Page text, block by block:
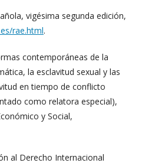
vigésima segunda edición,
rae.html.
contemporáneas de la
la esclavitud sexual y las
en tiempo de conflicto
como relatora especial),
y Social,
al Derecho Internacional